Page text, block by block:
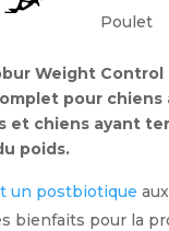
Poulet
Weight Control
pour chiens
et chiens ayant
poids.
un postbiotique aux
bienfaits pour la